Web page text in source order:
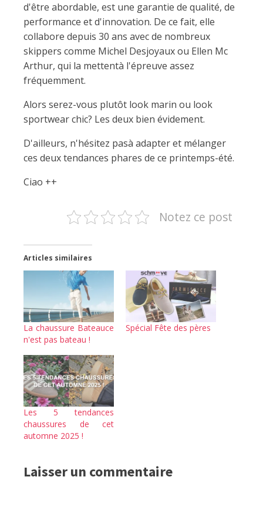
d'être abordable, est une garantie de qualité, de
performance et d'innovation. De ce fait, elle
collabore depuis 30 ans avec de nombreux
skippers comme Michel Desjoyaux ou Ellen Mc
Arthur, qui la mettentà l'épreuve assez
fréquemment.
Alors serez-vous plutôt look marin ou look
sportwear chic? Les deux bien évidement.
D'ailleurs, n'hésitez pasà adapter et mélanger
ces deux tendances phares de ce printemps-été.
Ciao ++
Notez ce post
Articles similaires
La chaussure Bateauce
n'est pas bateau !
Spécial Fête des pères
Les 5 tendances
chaussures de cet
automne 2025 !
Laisser un commentaire